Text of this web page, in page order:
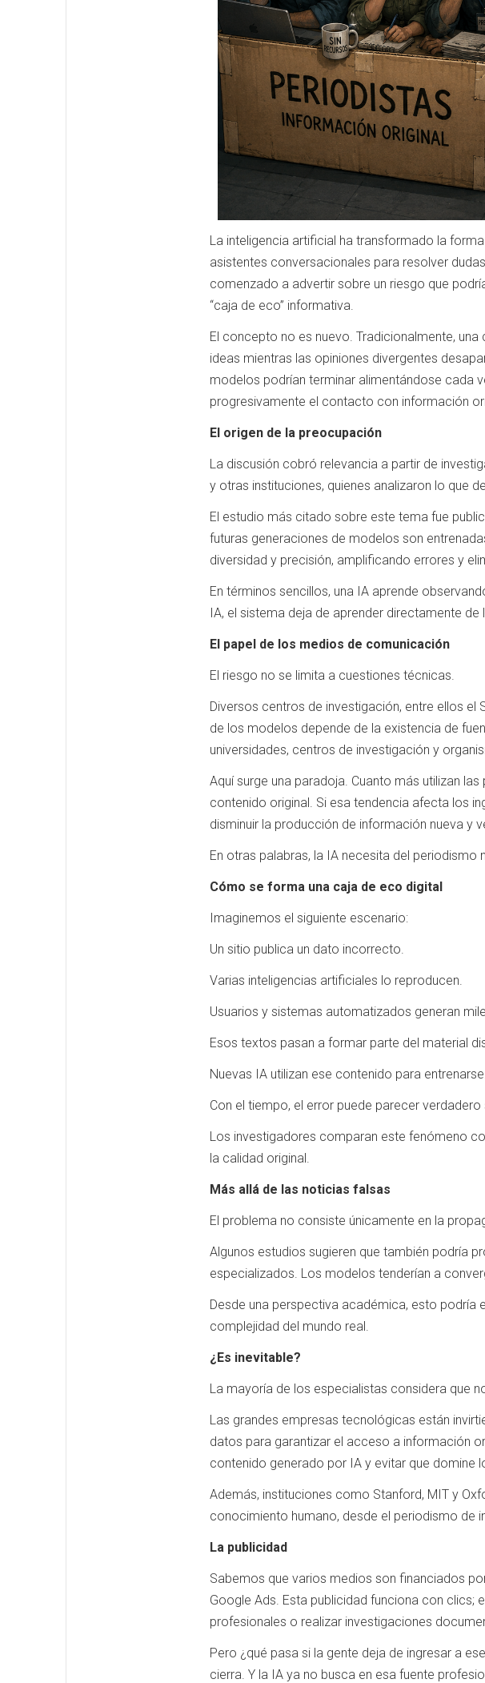
La inteligencia artificial ha transformado la
asistentes conversacionales para resolver
comenzado a advertir sobre un riesgo que
“caja de eco” informativa.
El concepto no es nuevo. Tradicionalmente,
ideas mientras las opiniones divergentes
modelos podrían terminar alimentándose cada
progresivamente el contacto con información
El origen de la preocupación
La discusión cobró relevancia a partir de
y otras instituciones, quienes analizaron lo que
El estudio más citado sobre este tema fue
futuras generaciones de modelos son
diversidad y precisión, amplificando errores y
En términos sencillos, una IA aprende
IA, el sistema deja de aprender directamente
El papel de los medios de comunicación
El riesgo no se limita a cuestiones técnicas.
Diversos centros de investigación, entre ellos el
de los modelos depende de la existencia de
universidades, centros de investigación y
Aquí surge una paradoja. Cuanto más utilizan
contenido original. Si esa tendencia afecta los
disminuir la producción de información nueva y
En otras palabras, la IA necesita del
Cómo se forma una caja de eco digital
Imaginemos el siguiente escenario:
Un sitio publica un dato incorrecto.
Varias inteligencias artificiales lo reproducen.
Usuarios y sistemas automatizados generan
Esos textos pasan a formar parte del material
Nuevas IA utilizan ese contenido para
Con el tiempo, el error puede parecer
Los investigadores comparan este fenómeno
la calidad original.
Más allá de las noticias falsas
El problema no consiste únicamente en la
Algunos estudios sugieren que también podría
especializados. Los modelos tenderían a
Desde una perspectiva académica, esto
complejidad del mundo real.
¿Es inevitable?
La mayoría de los especialistas considera que
Las grandes empresas tecnológicas están
datos para garantizar el acceso a información
contenido generado por IA y evitar que domine
Además, instituciones como Stanford, MIT y
conocimiento humano, desde el periodismo de
La publicidad
Sabemos que varios medios son financiados
Google Ads. Esta publicidad funciona con
profesionales o realizar investigaciones
Pero ¿qué pasa si la gente deja de ingresar a
cierra. Y la IA ya no busca en esa fuente